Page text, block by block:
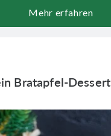
Mehr erfahren
Bratapfel-Dessert